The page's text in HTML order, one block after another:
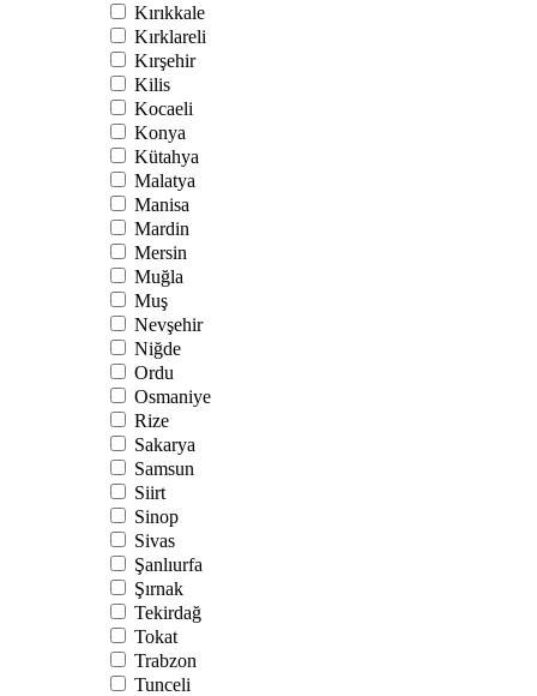
Kırıkkale
Kırklareli
Kırşehir
Kilis
Kocaeli
Konya
Kütahya
Malatya
Manisa
Mardin
Mersin
Muğla
Muş
Nevşehir
Niğde
Ordu
Osmaniye
Rize
Sakarya
Samsun
Siirt
Sinop
Sivas
Şanlıurfa
Şırnak
Tekirdağ
Tokat
Trabzon
Tunceli